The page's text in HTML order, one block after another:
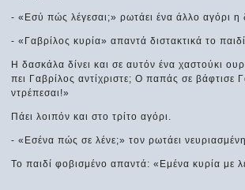
- «Εσύ πώς λέγεσαι;» ρωτάει ένα άλλο αγόρι η
- «Γαβρίλος κυρία» απαντά διστακτικά το
Η δασκάλα δίνει και σε αυτόν ένα χαστούκι
πει Γαβρίλος αντίχριστε; Ο παπάς σε βάφτισε
ντρέπεσαι!»
Πάει λοιπόν και στο τρίτο αγόρι.
- «Εσένα πώς σε λένε;» τον ρωτάει
Το παιδί φοβισμένο απαντά: «Εμένα κυρία με